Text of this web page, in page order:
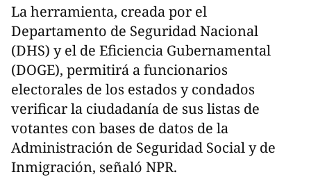
La herramienta, creada por el
Departamento de Seguridad Nacional
(DHS) y el de Eficiencia Gubernamental
(DOGE), permitirá a funcionarios
electorales de los estados y condados
verificar la ciudadanía de sus listas de
votantes con bases de datos de la
Administración de Seguridad Social y de
Inmigración, señaló NPR.